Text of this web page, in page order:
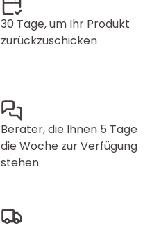
30 Tage, um Ihr Produkt
zurückzuschicken
Berater, die Ihnen 5 Tage
die Woche zur Verfügung
stehen